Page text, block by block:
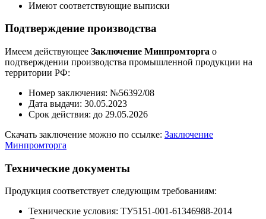
Имеют соответствующие выписки
Подтверждение производства
Имеем действующее Заключение Минпромторга о
подтверждении производства промышленной продукции на
территории РФ:
Номер заключения: №56392/08
Дата выдачи: 30.05.2023
Срок действия: до 29.05.2026
Скачать заключение можно по ссылке: Заключение
Минпромторга
Технические документы
Продукция соответствует следующим требованиям:
Технические условия: ТУ5151-001-61346988-2014